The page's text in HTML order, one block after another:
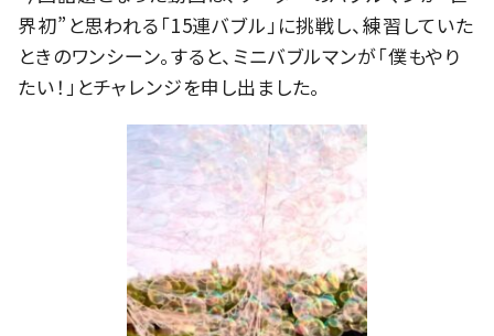
界初”と思われる「15連バブル」に挑戦し、練習していた
ときのワンシーン。すると、ミニバブルマンが「僕もやり
たい！」とチャレンジを申し出ました。